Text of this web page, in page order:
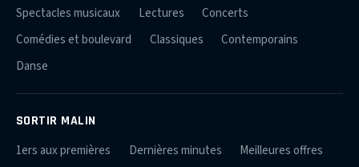
Spectacles musicaux
Lectures
Concerts
Comédies et boulevard
Classiques
Contemporains
Danse
SORTIR MALIN
1ers aux premières Dernières minutes
Meilleures offres